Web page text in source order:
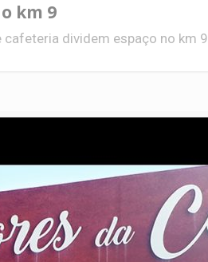
km 9
cafeteria dividem espaço no km 9